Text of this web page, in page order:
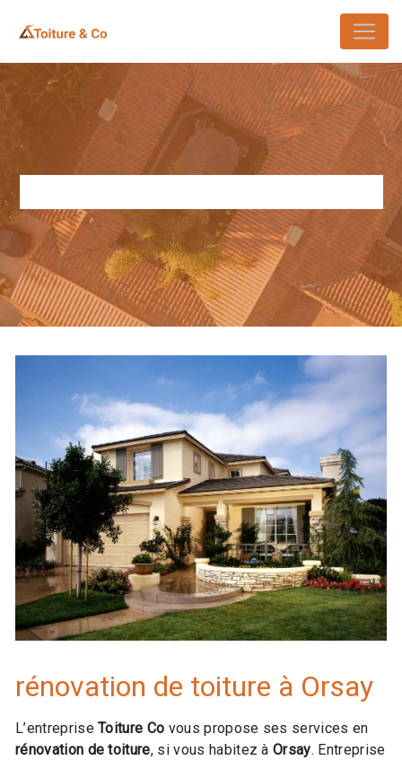
rénovation de toiture à Orsay
L’entrepriseToiture Co vous propose ses services en
rénovation de toiture, si vous habitez àOrsay. Entreprise